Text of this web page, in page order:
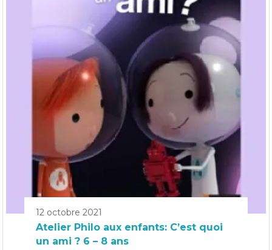
12 octobre 2021
Atelier Philo aux enfants: C’est quoi
un ami ? 6 – 8 ans